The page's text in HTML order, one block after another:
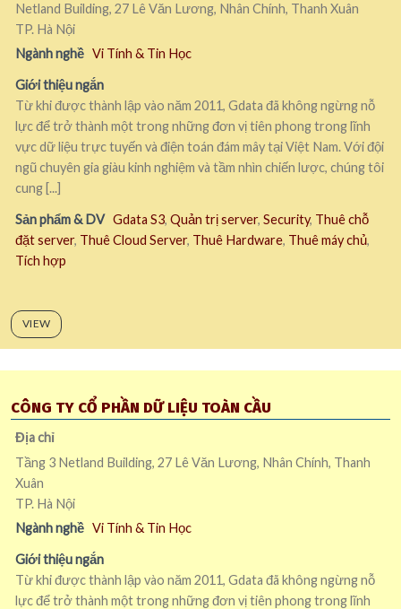
Netland Building, 27 Lê Văn Lương, Nhân Chính, Thanh Xuân
TP. Hà Nội
Ngành nghề Vi Tính & Tin Học
Giới thiệu ngắn
Từ khi được thành lập vào năm 2011, Gdata đã không ngừng nỗ
lực để trở thành một trong những đơn vị tiên phong trong lĩnh
vực dữ liệu trực tuyến và điện toán đám mây tại Việt Nam. Với đội
ngũ chuyên gia giàu kinh nghiệm và tầm nhìn chiến lược, chúng tôi
cung [...]
Sản phẩm & DV Gdata S3, Quản trị server, Security, Thuê chỗ
đặt server, Thuê Cloud Server, Thuê Hardware, Thuê máy chủ,
Tích hợp
VIEW
CÔNG TY CỔ PHẦN DỮ LIỆU TOÀN CẦU
Địa chỉ
Tầng 3 Netland Building, 27 Lê Văn Lương, Nhân Chính, Thanh
Xuân
TP. Hà Nội
Ngành nghề Vi Tính & Tin Học
Giới thiệu ngắn
Từ khi được thành lập vào năm 2011, Gdata đã không ngừng nỗ
lực để trở thành một trong những đơn vị tiên phong trong lĩnh